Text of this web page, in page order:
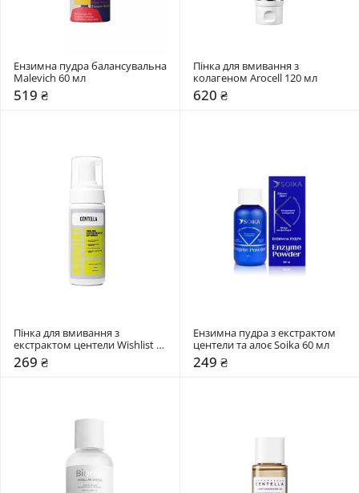
Ензимна пудра балансувальна
Malevich 60 мл
519 ₴
Пінка для вмивання з
колагеном Arocell 120 мл
620 ₴
Пінка для вмивання з
екстрактом центели Wishlist
150 мл
269 ₴
Ензимна пудра з екстрактом
центели та алоє Soika 60 мл
249 ₴